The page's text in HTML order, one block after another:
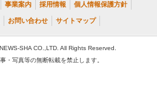
事業案内 採用情報 個人情報保護方針
お問い合わせ サイトマップ
SHA CO.,LTD. All Rights Reserved.
・写真等の無断転載を禁止します。